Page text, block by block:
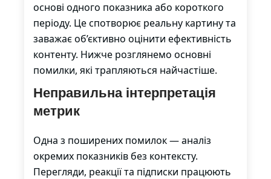
основі одного показника або короткого
періоду. Це спотворює реальну картину та
заважає об’єктивно оцінити ефективність
контенту. Нижче розглянемо основні
помилки, які трапляються найчастіше.
Неправильна інтерпретація
метрик
Одна з поширених помилок — аналіз
окремих показників без контексту.
Перегляди, реакції та підписки працюють